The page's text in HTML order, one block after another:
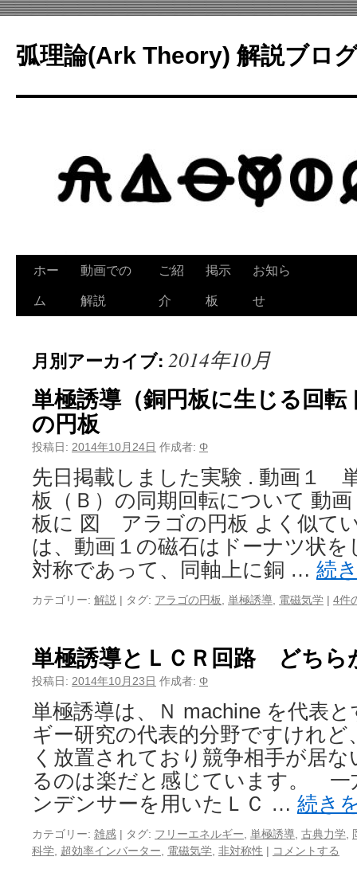
テ
ン
へ
弧理論(Ark Theory) 解説ブロ
ホー
ム
動画での
解説
ご紹
介
掲示
板
お知ら
せ
月別アーカイブ: 2014年10月
単極誘導（銅円板に生じる回
の円板
投稿日: 2014年10月24日 作成者: Φ
先日掲載しました実験 . 動画１
板（Ｂ）の同期回転について 動
板に 図 アラゴの円板 よく似て
は、動画１の磁石はドーナツ状
対称であって、同軸上に銅 … 続
カテゴリー: 解説 | タグ: アラゴの円板 単極誘導 電磁気学 | 4件
単極誘導とＬＣＲ回路 どちら
投稿日: 2014年10月23日 作成者: Φ
単極誘導は、Ｎ machine を代表
ギー研究の代表的分野ですけれど
く放置されており競争相手が居
るのは楽だと感じています。 一
ンデンサーを用いたＬＣ … 続き
カテゴリー: 雑感 | タグ: フリーエネルギー 単極誘導 古典力学
科学 超効率インバーター 電磁気学 非対称性 | コメントする